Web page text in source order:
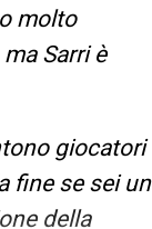
molto
Sarri è
giocatori
fine se sei un
della